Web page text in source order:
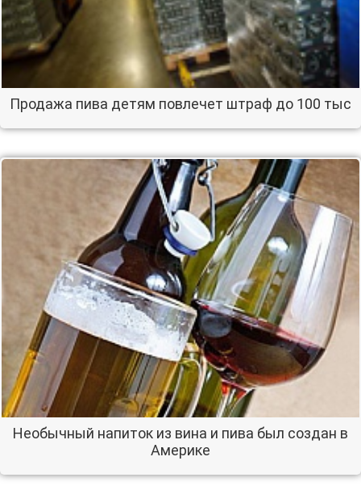
Продажа пива детям повлечет штраф до 100 тыс
Необычный напиток из вина и пива был создан в
Америке